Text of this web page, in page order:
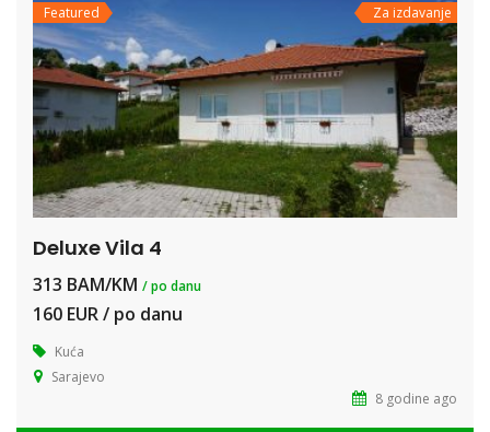
Featured Za izdavanje
Deluxe Vila 4
313 BAM/KM / po danu
160 EUR / po danu
Kuća
Sarajevo
8 godine ago